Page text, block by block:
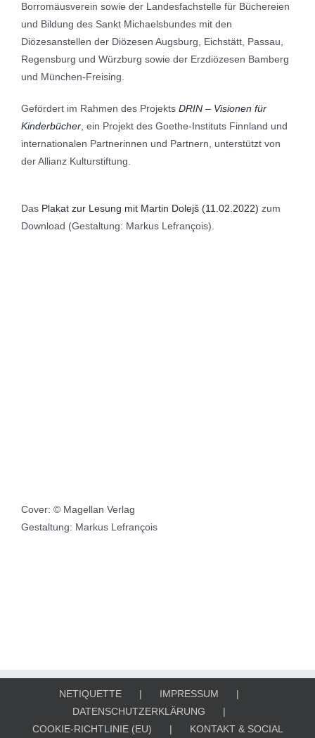
Borromäusverein sowie der Landesfachstelle für Büchereien
und Bildung des Sankt Michaelsbundes mit den
Diözesanstellen der Diözesen Augsburg, Eichstätt, Passau,
Regensburg und Würzburg sowie der Erzdiözesen Bamberg
und München-Freising.
Gefördert im Rahmen des Projekts DRIN – Visionen für
Kinderbücher, ein Projekt des Goethe-Instituts Finnland und
internationalen Partnerinnen und Partnern, unterstützt von
der Allianz Kulturstiftung.
Das Plakat zur Lesung mit Martin Dolejš (11.02.2022) zum
Download (Gestaltung: Markus Lefrançois).
Cover: © Magellan Verlag
Gestaltung: Markus Lefrançois
NETIQUETTE
IMPRESSUM
DATENSCHUTZERKLÄRUNG
COOKIE-RICHTLINIE (EU)
KONTAKT & SOCIAL